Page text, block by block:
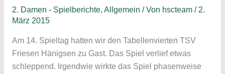
2. Damen - Spielberichte, Allgemein / Von hscteam /2.
März 2015
Am 14. Spieltag hatten wir den Tabellenvierten TSV
Friesen Hänigsen zu Gast. Das Spiel verlief etwas
schleppend. Irgendwie wirkte das Spiel phasenweise